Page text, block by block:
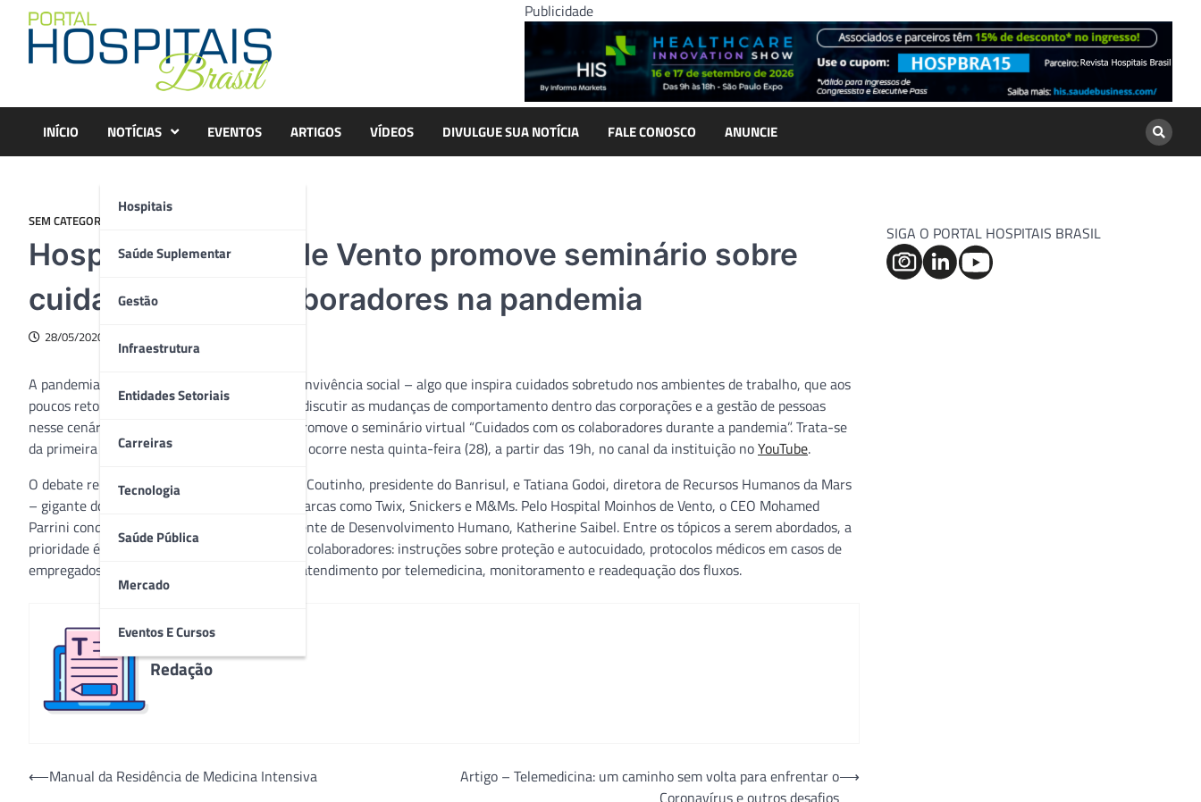
content
Publicidade
INÍCIO NOTÍCIAS
Hospitais
Saúde Suplementar
Gestão
Infraestrutura
Entidades Setoriais
Carreiras
Tecnologia
Saúde Pública
Mercado
Eventos E Cursos
EVENTOS ARTIGOS VÍDEOS DIVULGUE SUA NOTÍCIA FALE CONOSCO ANUNCIE
SEM CATEGORIA
Hospital Moinhos de Vento promove seminário sobre
cuidados com colaboradores na pandemia
28/05/2020
A pandemia trouxe uma série de desafios à convivência social – algo que inspira cuidados sobretudo nos ambientes de trabalho, que aos
poucos retomam as atividades normais. Para discutir as mudanças de comportamento dentro das corporações e a gestão de pessoas
nesse cenário, o Hospital Moinhos de Vento promove o seminário virtual “Cuidados com os colaboradores durante a pandemia”. Trata-se
da primeira edição da Live Moinhos Talks, que ocorre nesta quinta-feira (28), a partir das 19h, no canal da instituição noYouTube.
O debate reúne nomes de peso, como Claudio Coutinho, presidente do Banrisul, e Tatiana Godoi, diretora de Recursos Humanos da Mars
– gigante do ramo de alimentos que detém marcas como Twix, Snickers e M&Ms. Pelo Hospital Moinhos de Vento, o CEO Mohamed
Parrini conduz as discussões junto com a gerente de Desenvolvimento Humano, Katherine Saibel. Entre os tópicos a serem abordados, a
prioridade é daqueles ligados à segurança dos colaboradores: instruções sobre proteção e autocuidado, protocolos médicos em casos de
empregados com sintomas gripais, canais de atendimento por telemedicina, monitoramento e readequação dos fluxos.
Redação
Navegação
⟵Manual da Residência de Medicina Intensiva
Artigo – Telemedicina: um caminho sem volta para enfrentar o
Coronavírus e outros desafios
⟶
SIGA O PORTAL HOSPITAIS BRASIL